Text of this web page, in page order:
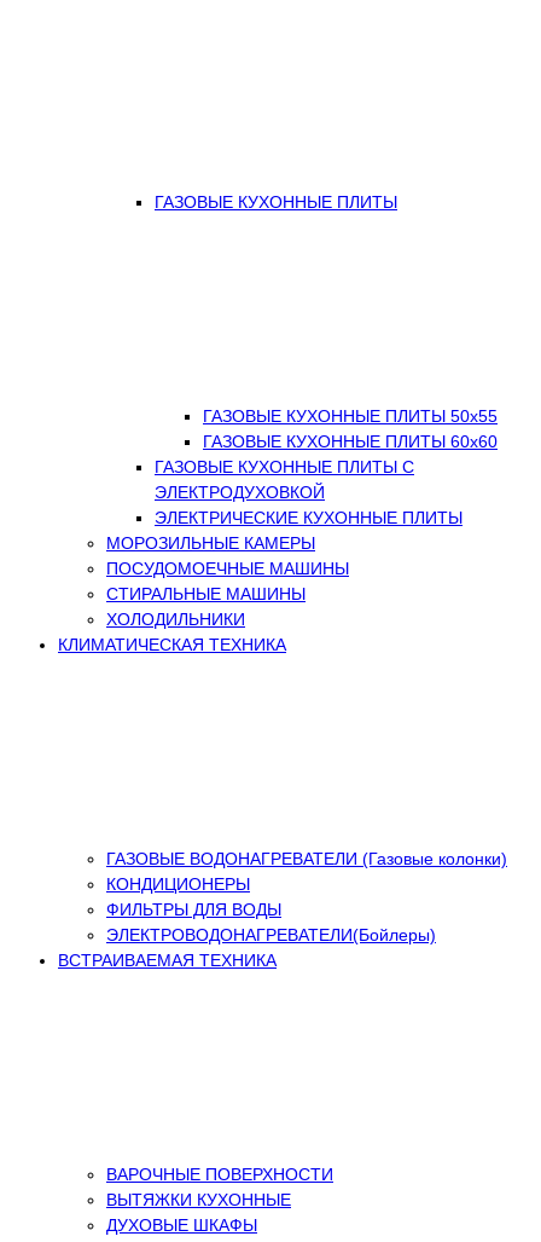
ГАЗОВЫЕ КУХОННЫЕ ПЛИТЫ
ГАЗОВЫЕ КУХОННЫЕ ПЛИТЫ 50х55
ГАЗОВЫЕ КУХОННЫЕ ПЛИТЫ 60х60
ГАЗОВЫЕ КУХОННЫЕ ПЛИТЫ С
ЭЛЕКТРОДУХОВКОЙ
ЭЛЕКТРИЧЕСКИЕ КУХОННЫЕ ПЛИТЫ
МОРОЗИЛЬНЫЕ КАМЕРЫ
ПОСУДОМОЕЧНЫЕ МАШИНЫ
СТИРАЛЬНЫЕ МАШИНЫ
ХОЛОДИЛЬНИКИ
КЛИМАТИЧЕСКАЯ ТЕХНИКА
ГАЗОВЫЕ ВОДОНАГРЕВАТЕЛИ (Газовые колонки)
КОНДИЦИОНЕРЫ
ФИЛЬТРЫ ДЛЯ ВОДЫ
ЭЛЕКТРОВОДОНАГРЕВАТЕЛИ(Бойлеры)
ВСТРАИВАЕМАЯ ТЕХНИКА
ВАРОЧНЫЕ ПОВЕРХНОСТИ
ВЫТЯЖКИ КУХОННЫЕ
ДУХОВЫЕ ШКАФЫ